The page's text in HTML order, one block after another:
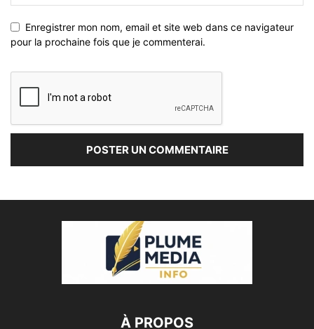
Enregistrer mon nom, email et site web dans ce navigateur
pour la prochaine fois que je commenterai.
À PROPOS